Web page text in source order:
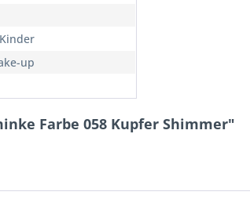
up
Farbe 058 Kupfer Shimmer"